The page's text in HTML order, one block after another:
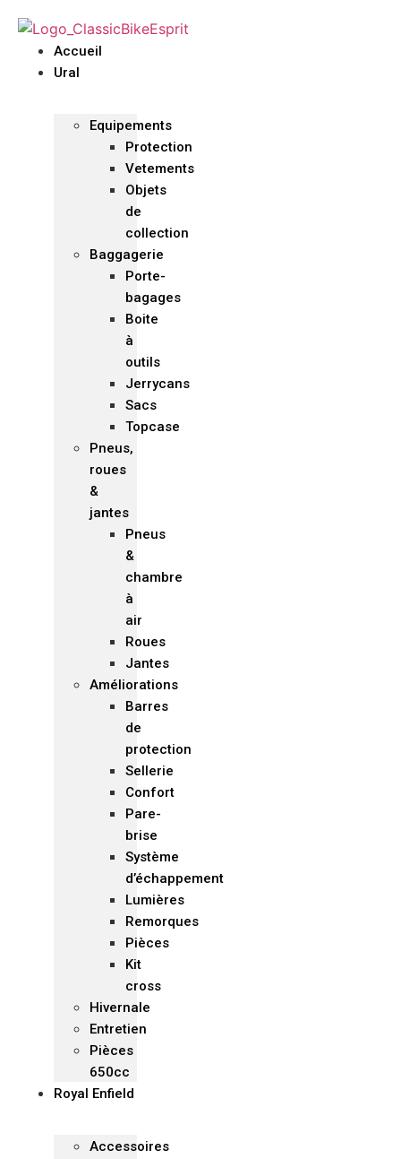
Accueil
Ural
Equipements
Protection
Vetements
Objets
de
collection
Baggagerie
Porte-
bagages
Boite
à
outils
Jerrycans
Sacs
Topcase
Pneus,
roues
&
jantes
Pneus
&
chambre
à
air
Roues
Jantes
Améliorations
Barres
de
protection
Sellerie
Confort
Pare-
brise
Système
d’échappement
Lumières
Remorques
Pièces
Kit
cross
Hivernale
Entretien
Pièces
650cc
Royal Enfield
Accessoires